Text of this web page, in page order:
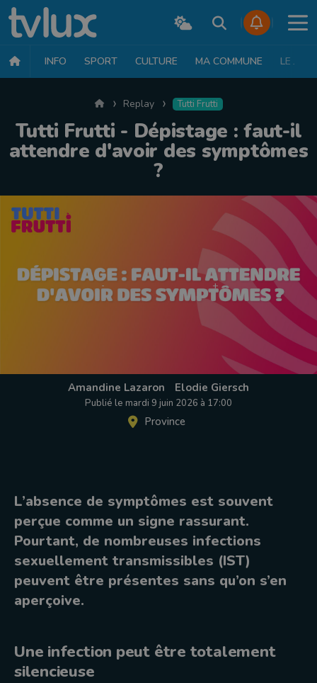
INFO SPORT CULTURE MA COMMUNE LE JT
AccueilReplay Tutti Frutti
Tutti Frutti - Dépistage : faut-il
attendre d'avoir des symptômes
?
Amandine Lazaron Elodie Giersch
Publié le mardi 9 juin 2026 à 17:00
Province
L’absence de symptômes est souvent
perçue comme un signe rassurant.
Pourtant, de nombreuses infections
sexuellement transmissibles (IST)
peuvent être présentes sans qu’on s’en
aperçoive.
Une infection peut être totalement
silencieuse